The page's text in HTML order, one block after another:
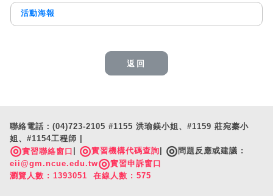
活動海報
返回
聯絡電話：(04)723-2105 #1155 洪瑜鎂小姐、#1159 莊宛蓁小
姐、#1154工程師 |
◎實習聯絡窗口 ◎實習機構代碼查詢 ◎ 問題反應或建議 :
eii@gm.ncue.edu.tw◎實習申訴窗口
瀏覽人數 : 1393051 在線人數 : 575